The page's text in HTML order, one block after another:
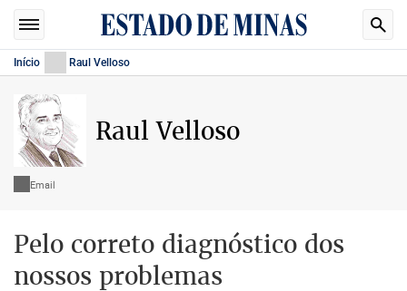
Início Raul Velloso
Raul Velloso
Email
Pelo correto diagnóstico dos
nossos problemas